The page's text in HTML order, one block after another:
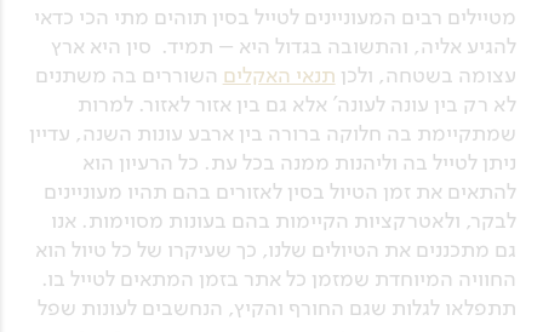
מטיילים רבים המעוניינים לטייל בסין תוהים מתי הכי כדאי
להגיע אליה, והתשובה בגדול היא – תמיד. סין היא ארץ
עצומה בשטחה, ולכן תנאי האקלים השוררים בה משתנים
לא רק בין עונה לעונה' אלא גם בין אזור לאזור. למרות
שמתקיימת בה חלוקה ברורה בין ארבע עונות השנה, עדיין
ניתן לטייל בה וליהנות ממנה בכל עת. כל הרעיון הוא
להתאים את זמן הטיול בסין לאזורים בהם תהיו מעוניינים
לבקר, ולאטרקציות הקיימות בהם בעונות מסוימות. אנו
גם מתכננים את הטיולים שלנו, כך שעיקרו של כל טיול הוא
החוויה המיוחדת שמזמן כל אתר בזמן המתאים לטייל בו.
תתפלאו לגלות שגם החורף והקיץ, הנחשבים לעונות שפל